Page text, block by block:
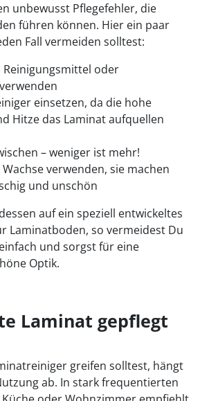
unbewusst Pflegefehler, die
führen können. Hier ein paar
Fall vermeiden solltest:
Reinigungsmittel oder
einsetzen, da die hohe
Hitze das Laminat aufquellen
– weniger ist mehr!
verwenden, sie machen
und unschön
auf ein speziell entwickeltes
Laminatboden, so vermeidest Du
und sorgst für eine
Optik.
Laminat gepflegt
greifen solltest, hängt
ab. In stark frequentierten